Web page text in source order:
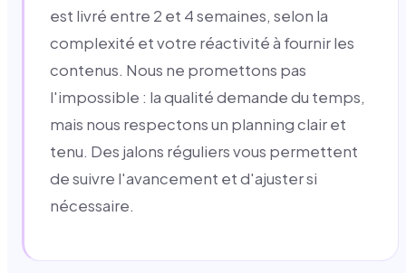
est livré entre 2 et 4 semaines, selon la
complexité et votre réactivité à fournir les
contenus. Nous ne promettons pas
l'impossible : la qualité demande du temps,
mais nous respectons un planning clair et
tenu. Des jalons réguliers vous permettent
de suivre l'avancement et d'ajuster si
nécessaire.